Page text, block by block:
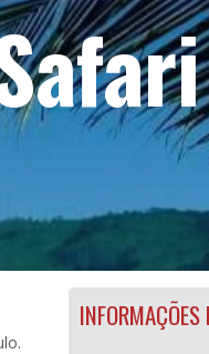
INFORMAÇÕES